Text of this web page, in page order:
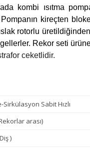
kombi ısıtma
Pompanın kireçten
rotorlu
Rekor seti
ceketlidir.
Sirkülasyon Sabit Hızlı
arası)
)